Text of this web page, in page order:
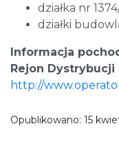
działka nr
działki
Informacja
Rejon Dystrybucji
http://
Opublikowano: 15